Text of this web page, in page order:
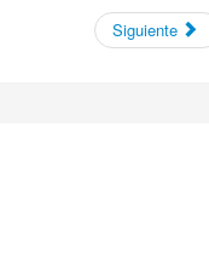
Siguiente